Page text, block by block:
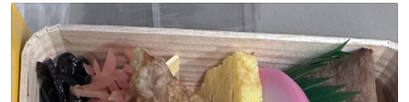
ト
数